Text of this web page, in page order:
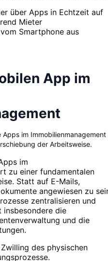
über Apps in Echtzeit auf
Mieter
Smartphone aus
App im
Apps im Immobilienmanagement
der Arbeitsweise.
im
zu einer fundamentalen
Statt auf E-Mails,
angewiesen zu
zentralisieren und
die
und die
des physischen